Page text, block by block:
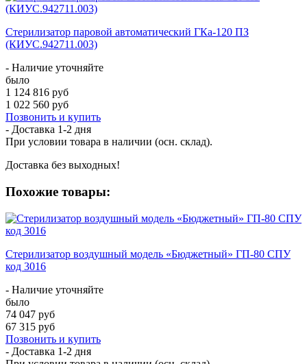
Стерилизатор паровой автоматический ГКа-120 ПЗ
(КИУС.942711.003)
- Наличие уточняйте
было
1 124 816 руб
1 022 560 руб
Позвонить и купить
- Доставка 1-2 дня
При условии товара в наличии (осн. склад).
Доставка без выходных!
Похожие товары:
Стерилизатор воздушный модель «Бюджетный» ГП-80 СПУ
код 3016
- Наличие уточняйте
было
74 047 руб
67 315 руб
Позвонить и купить
- Доставка 1-2 дня